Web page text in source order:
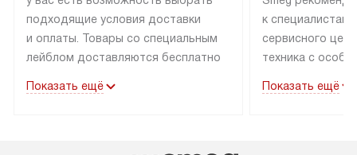
подходящие условия доставки
и оплаты. Товары со специальным
лейблом доставляются бесплатно
до подъезда. Доставка за пределы
Показать ещё
к специалистам
сервисного
техника с
коммуникациям.
Показать ещё